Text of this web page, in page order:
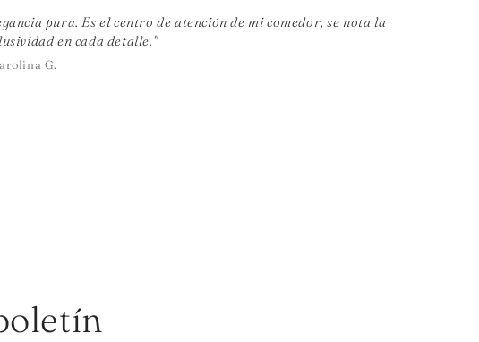
pura. Es el centro de atención de mi comedor, se nota la
en cada detalle."
G.